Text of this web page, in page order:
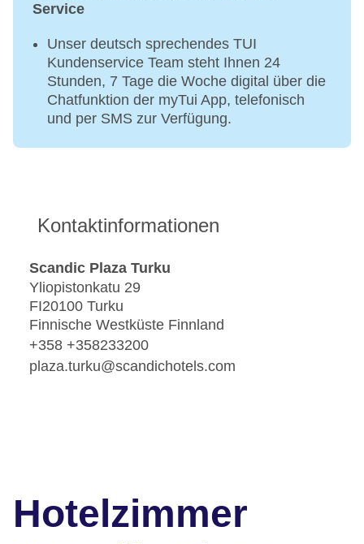
Service
Unser deutsch sprechendes TUI
Kundenservice Team steht Ihnen 24
Stunden, 7 Tage die Woche digital über die
Chatfunktion der myTui App, telefonisch
und per SMS zur Verfügung.
Kontaktinformationen
Scandic Plaza Turku
Yliopistonkatu 29
FI20100 Turku
Finnische Westküste Finnland
+358 +358233200
plaza.turku@scandichotels.com
Hotelzimmer